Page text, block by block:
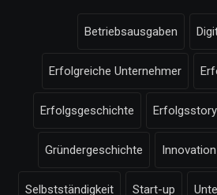
Betriebsausgaben
Erfolgreiche Unternehmer
Erfolgsgeschichte Erfolgsstory
Gründergeschichte Innovation
Selbstständigkeit Start-up